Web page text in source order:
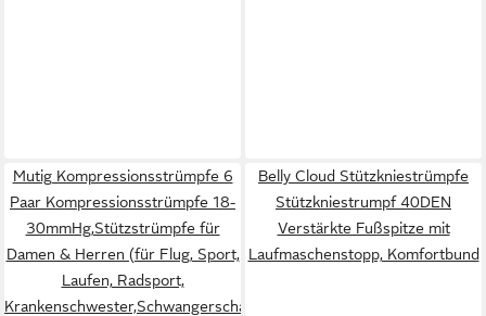
Mutig Kompressionsstrümpfe 6
Paar Kompressionsstrümpfe 18-
30mmHg,Stützstrümpfe für
Damen & Herren (für Flug, Sport,
Laufen, Radsport,
Krankenschwester,Schwangerschaft,
Belly Cloud Stützkniestrümpfe
Stützkniestrumpf 40DEN
Verstärkte Fußspitze mit
Laufmaschenstopp, Komfortbund